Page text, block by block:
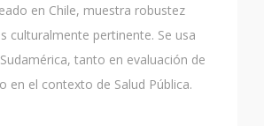
en Chile, muestra robustez
culturalmente pertinente. Se usa
tanto en evaluación de
en el contexto de Salud Pública.